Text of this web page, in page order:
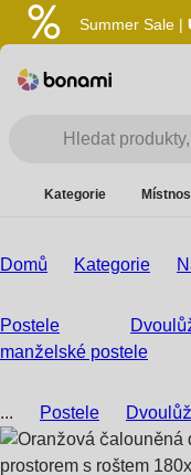
Summer Sale |
Kategorie
Domů Kategorie
Postele
manželské postele
... Postele